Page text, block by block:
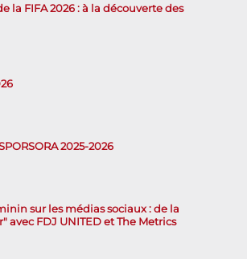
la FIFA 2026 : à la découverte des
2025-2026
sur les médias sociaux : de la
avec FDJ UNITED et The Metrics